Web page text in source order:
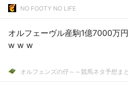
の反応】
NO FOOTY NO LIFE
オルフェーヴル産駒1億7000万
w w w
オルフェンズの仔～～競馬ネタ予想ま